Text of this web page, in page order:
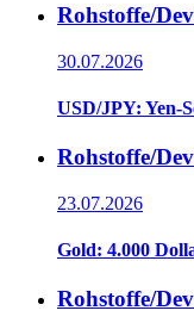
Rohstoffe/
30.07.2026
USD/JPY: Yen-
Rohstoffe/
23.07.2026
Gold: 4.000
Rohstoffe/